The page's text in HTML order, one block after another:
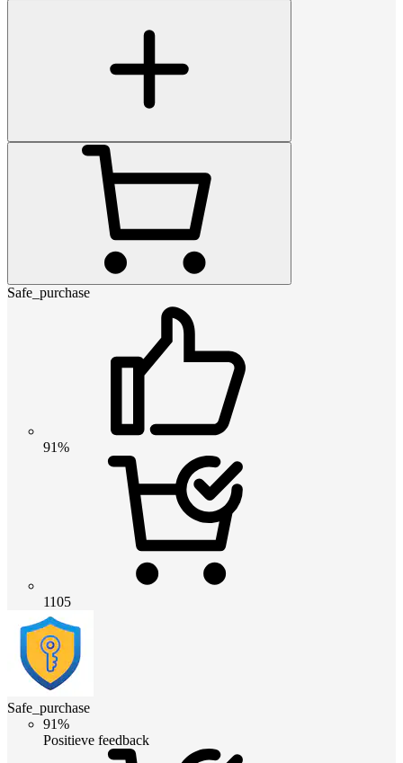
Safe_purchase
91%
1105
Safe_purchase
91%
Positieve feedback